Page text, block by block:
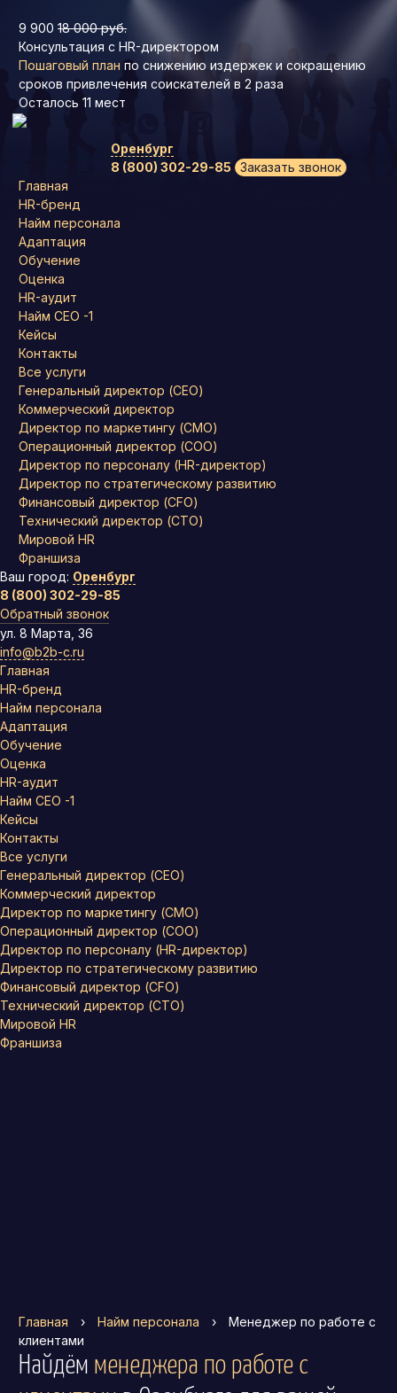
9 900 18 000 руб.
Консультация с HR-директором
Пошаговый план по снижению издержек и сокращению
сроков привлечения соискателей в 2 раза
Осталось 11 мест
Оренбург
8 (800) 302-29-85
Заказать звонок
Главная
HR-бренд
Найм персонала
Адаптация
Обучение
Оценка
HR-аудит
Найм СЕО -1
Кейсы
Контакты
Все услуги
Генеральный директор (CEO)
Коммерческий директор
Директор по маркетингу (CMO)
Операционный директор (COO)
Директор по персоналу (HR-директор)
Директор по стратегическому развитию
Финансовый директор (CFO)
Технический директор (CTO)
Мировой HR
Франшиза
Ваш город: Оренбург
8 (800) 302-29-85
Обратный звонок
ул. 8 Марта, 36
info@b2b-c.ru
Главная
HR-бренд
Найм персонала
Адаптация
Обучение
Оценка
HR-аудит
Найм СЕО -1
Кейсы
Контакты
Все услуги
Генеральный директор (CEO)
Коммерческий директор
Директор по маркетингу (CMO)
Операционный директор (COO)
Директор по персоналу (HR-директор)
Директор по стратегическому развитию
Финансовый директор (CFO)
Технический директор (CTO)
Мировой HR
Франшиза
Главная › Найм персонала ›
Менеджер по работе с
клиентами
Найдём менеджера по работе с